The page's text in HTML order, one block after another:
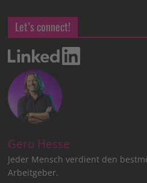
Let’s connect!
Gero Hesse
Jeder Mensch verdient den
Arbeitgeber.